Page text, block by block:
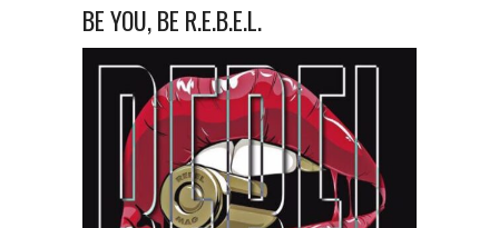
BE YOU, BE R.E.B.E.L.